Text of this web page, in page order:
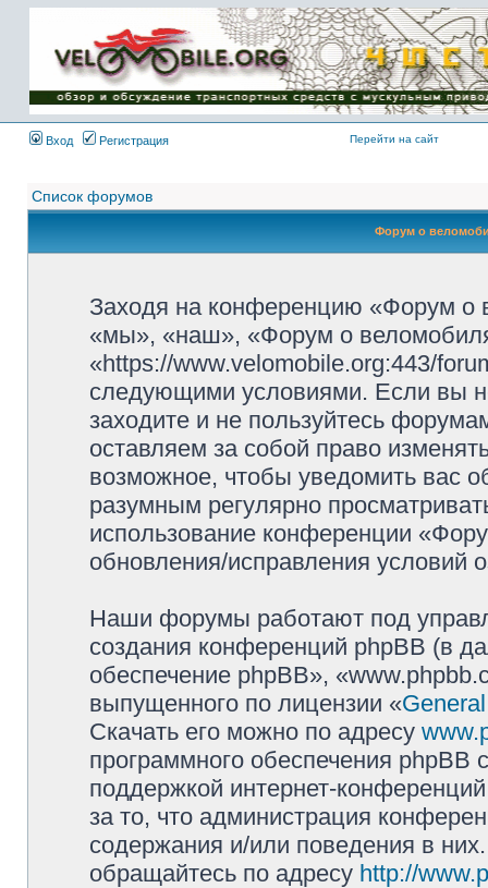
Имя пользователя:
Пароль:
{ LOG_ME_IN_SHORT
}
Вход
Регистрация Перейти на сайт
Список форумов
Форум о
Заходя на конференцию «Форум о
«мы», «наш», «Форум о
«https://www.velomobile.org:443/
следующими условиями. Если вы
заходите и не пользуйтесь
оставляем за собой право
возможное, чтобы уведомить вас
разумным регулярно
использование конференции
обновления/исправления условий
Наши форумы работают под
создания конференций phpBB (в
обеспечение phpBB»,
выпущенного по лицензии «
Скачать его можно по адресу
программного обеспечения phpBB
поддержкой интернет-
за то, что администрация
содержания и/или поведения в
обращайтесь по адресу http://